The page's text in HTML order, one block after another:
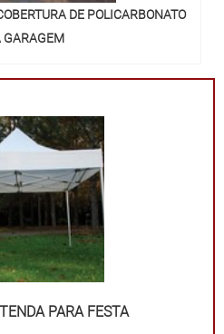
DE POLICARBONATO
GARAGEM
PARA FESTA